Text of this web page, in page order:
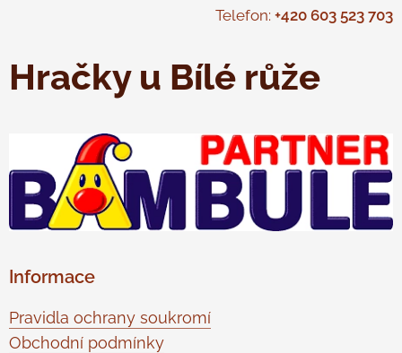
Telefon: +420 603 523 703
Hračky u Bílé růže
Informace
Pravidla ochrany soukromí
Obchodní podmínky